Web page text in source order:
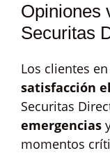
Opiniones
Securitas
Los clientes
satisfacción
Securitas
emergencias
momentos